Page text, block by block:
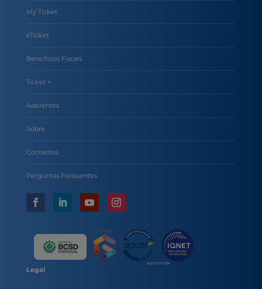
My Ticket
eTicket
Benefícios Fiscais
Ticket +
Aderentes
Sobre
Contactos
Perguntas Frequentes
Legal